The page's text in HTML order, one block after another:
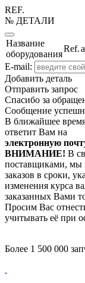
REF.
№ ДЕТАЛИ
Название
оборудования
Ref.
E-mail:
Добавить деталь
Отправить запрос
Спасибо за
Сообщение
В ближайшее
ответит Вам на
электронную
ВНИМАНИЕ! В
поставщиками, мы
заказов в сроки,
изменения курса
заказанных Вами
Просим Вас
учитывать её при
Более 1 500 000